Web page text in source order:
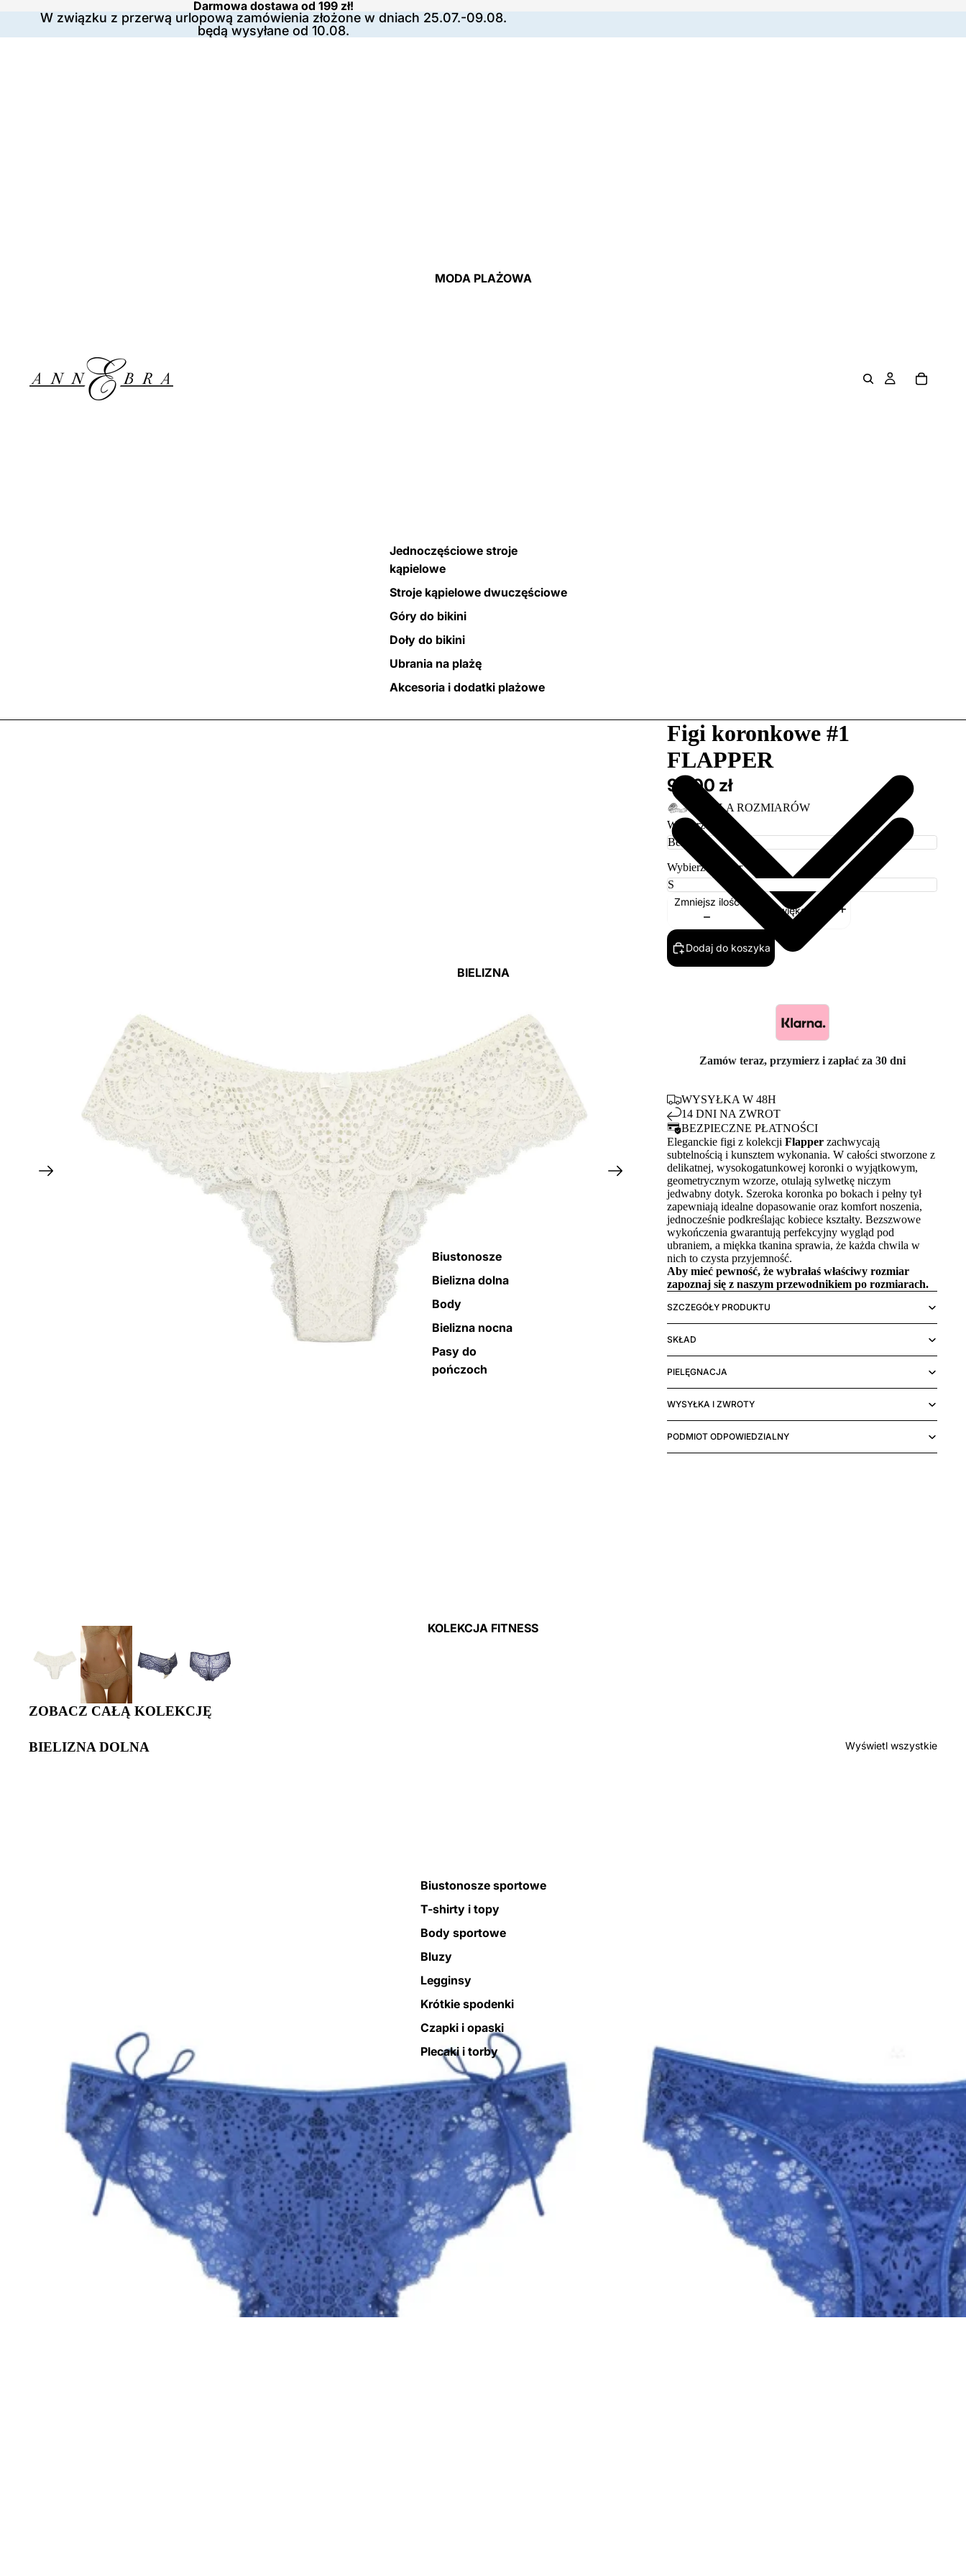
Darmowa dostawa od 199 zł!
W związku z przerwą urlopową zamówienia złożone w dniach 25.07.-09.08.
będą wysyłane od 10.08.
MODA PLAŻOWA
Jednoczęściowe stroje
kąpielowe
Stroje kąpielowe dwuczęściowe
Góry do bikini
Doły do bikini
Ubrania na plażę
Akcesoria i dodatki plażowe
BIELIZNA
Biustonosze
Bielizna dolna
Body
Bielizna nocna
Pasy do
pończoch
KOLEKCJA FITNESS
Biustonosze sportowe
T-shirty i topy
Body sportowe
Bluzy
Legginsy
Krótkie spodenki
Czapki i opaski
Plecaki i torby
Figi koronkowe #1
FLAPPER
99,00 zł
TABELA ROZMIARÓW
Wybierz kolor
Wybierz rozmiar
Zmniejsz ilość
Zwiększ ilość
Dodaj do koszyka
Zamów teraz, przymierz i zapłać za 30 dni
WYSYŁKA W 48H
14 DNI NA ZWROT
BEZPIECZNE PŁATNOŚCI
Eleganckie figi z kolekcji Flapper zachwycają
subtelnością i kunsztem wykonania. W całości stworzone z
delikatnej, wysokogatunkowej koronki o wyjątkowym,
geometrycznym wzorze, otulają sylwetkę niczym
jedwabny dotyk. Szeroka koronka po bokach i pełny tył
zapewniają idealne dopasowanie oraz komfort noszenia,
jednocześnie podkreślając kobiece kształty. Bezszwowe
wykończenia gwarantują perfekcyjny wygląd pod
ubraniem, a miękka tkanina sprawia, że każda chwila w
nich to czysta przyjemność.
Aby mieć pewność, że wybrałaś właściwy rozmiar
zapoznaj się z naszym przewodnikiem po rozmiarach.
SZCZEGÓŁY PRODUKTU
SKŁAD
PIELĘGNACJA
WYSYŁKA I ZWROTY
PODMIOT ODPOWIEDZIALNY
ZOBACZ CAŁĄ KOLEKCJĘ
BIELIZNA DOLNA Wyświetl wszystkie